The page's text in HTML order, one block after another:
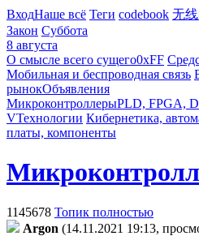
ВходНаше всё Теги codebook 无
Закон Суббота
8 августа
О смысле всего сущего0xFF
Мобильная и беспроводная связь
рынокОбъявления
МикроконтроллерыPLD, FPGA,
VТехнологии Кибернетика,
платы, компоненты
1145678 Топик полностью
Argon (14.11.2021 19:13,